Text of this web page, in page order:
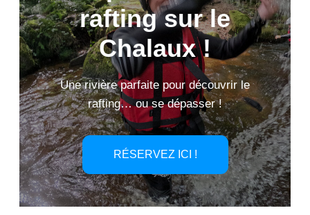
rafting sur le
Chalaux !
Une rivière parfaite pour découvrir le
rafting… ou se dépasser !
RÉSERVEZ ICI !
rafting sur le
Chalaux !
Réservez votre aventure dès maintenant !
RÉSERVEZ ICI !